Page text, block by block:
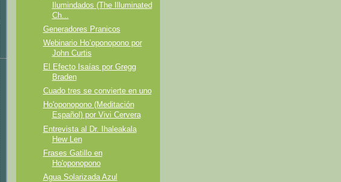
Ilumindados (The Illuminated
Ch...
Generadores Pranicos
Webinario Ho’oponopono por
John Curtis
El Efecto Isaías por Gregg
Braden
Cuado tres se convierte en uno
Ho'oponopono (Meditación
Español) por Vivi Cervera
Entrevista al Dr. Ihaleakala
Hew Len
Frases Gatillo en
Ho'oponopono
Agua Solarizada Azul